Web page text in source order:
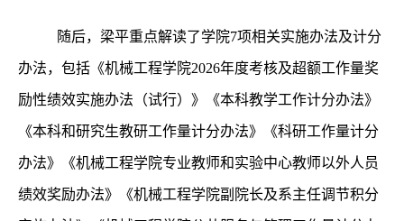
随后，梁平重点解读了学院7项相关实施办法及计分
办法，包括《机械工程学院2026年度考核及超额工作量奖
励性绩效实施办法（试行）》《本科教学工作计分办法》
《本科和研究生教研工作量计分办法》《科研工作量计分
办法》《机械工程学院专业教师和实验中心教师以外人员
绩效奖励办法》《机械工程学院副院长及系主任调节积分